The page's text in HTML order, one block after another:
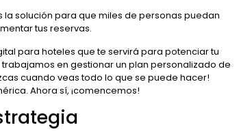
solución para que miles de personas puedan
tus reservas.
para hoteles que te servirá para potenciar tu
en gestionar un plan personalizado de
cuando veas todo lo que se puede hacer!
Ahora sí, ¡comencemos!